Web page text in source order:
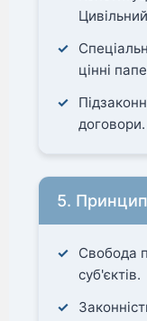
цінні
договори.
5.
Свобода
суб'єктів.